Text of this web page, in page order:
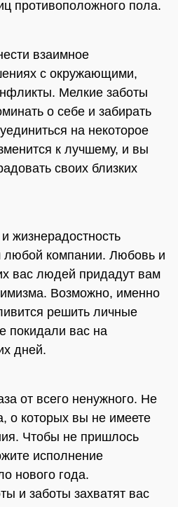
противоположного пола.
взаимное
с окружающими,
Мелкие заботы
о себе и забирать
на некоторое
к лучшему, и вы
своих близких
жизнерадостность
любой компании. Любовь и
вас людей придадут вам
Возможно, именно
решить личные
покидали вас на
дней.
от всего ненужного. Не
о которых вы не имеете
Чтобы не пришлось
исполнение
нового года.
и заботы захватят вас